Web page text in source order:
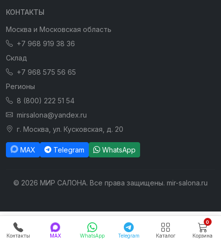
КОНТАКТЫ
Москва и Московская область
+7 968 919 38 36
Склад
+7 968 575 56 65
Регионы
8 (800) 222 51 54
mirsalona@yandex.ru
г. Москва, ул. Кусковская, д. 20
MAX Telegram WhatsApp
© 2026 МИР САЛОНА. Все права защищены. mir-salona.ru
Контакты MAX WhatsApp Telegram Каталог
0
Корзина